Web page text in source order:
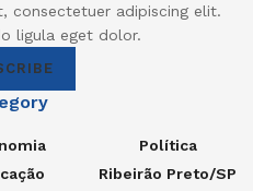
consectetuer adipiscing elit.
ligula eget dolor.
Política
Ribeirão Preto/SP